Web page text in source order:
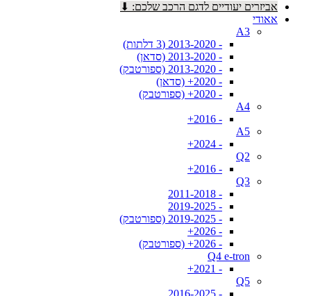
אביזרים יעודיים לדגם הרכב שלכם: ⬇
אאודי
A3
- 2013-2020 (3 דלתות)
- 2013-2020 (סדאן)
- 2013-2020 (ספורטבק)
- 2020+ (סדאן)
- 2020+ (ספורטבק)
A4
- 2016+
A5
- 2024+
Q2
- 2016+
Q3
- 2011-2018
- 2019-2025
- 2019-2025 (ספורטבק)
- 2026+
- 2026+ (ספורטבק)
Q4 e-tron
- 2021+
Q5
- 2016-2025